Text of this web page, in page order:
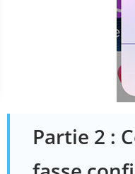
Partie 2 :